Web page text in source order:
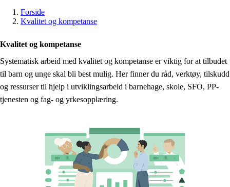
Forside
Kvalitet og kompetanse
Kvalitet og kompetanse
Systematisk arbeid med kvalitet og kompetanse er viktig for at tilbudet
til barn og unge skal bli best mulig. Her finner du råd, verktøy, tilskudd
og ressurser til hjelp i utviklingsarbeid i barnehage, skole, SFO, PP-
tjenesten og fag- og yrkesopplæring.